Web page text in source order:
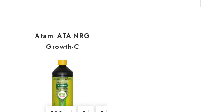
Atami ATA NRG
Growth-C